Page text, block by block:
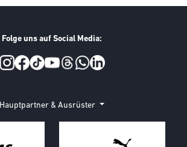
Folge uns auf Social Media:
Hauptpartner & Ausrüster